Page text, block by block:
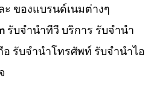
ของแบรนด์เนมต่างๆ
รับจำนำทีวี บริการ รับจำนำ
รับจำนำโทรศัพท์ รับจำนำไอ